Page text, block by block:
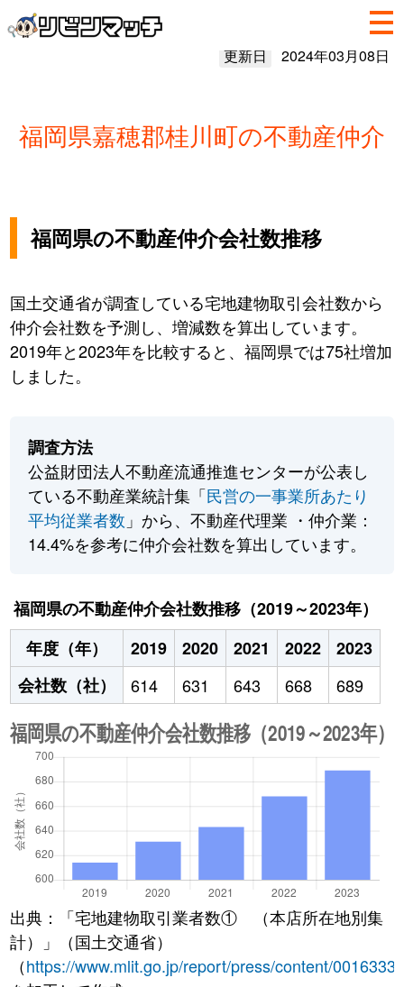
更新日 2024年03月08日
福岡県嘉穂郡桂川町の不動産仲介
福岡県の不動産仲介会社数推移
国土交通省が調査している宅地建物取引会社数から
仲介会社数を予測し、増減数を算出しています。
2019年と2023年を比較すると、福岡県では75社増加
しました。
調査方法
公益財団法人不動産流通推進センターが公表し
ている不動産業統計集「民営の一事業所あたり
平均従業者数 」から、不動産代理業 ・仲介業：
14.4%を参考に仲介会社数を算出しています。
福岡県の不動産仲介会社数推移（2019～2023年）
年度（年）
2019 2020 2021 2022
2023
会社数（社）
614 631 643 668 689
出典：「宅地建物取引業者数① （本店所在地別集
計）」（国土交通省）
（https://www.mlit.go.jp/report/press/content/